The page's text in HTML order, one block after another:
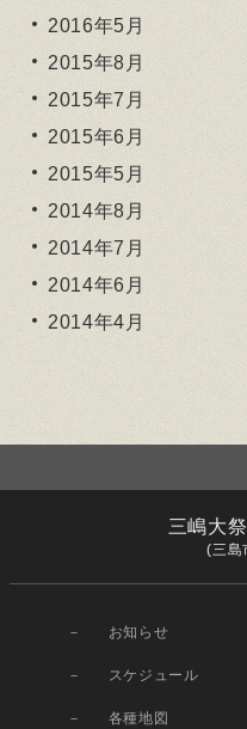
2016年5月
2015年8月
2015年7月
2015年6月
2015年5月
2014年8月
2014年7月
2014年6月
2014年4月
三嶋大
(三島
お知らせ
スケジュール
各種地図